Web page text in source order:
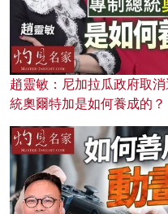
趙靈敏：尼加拉瓜政府取
統奧爾特加是如何養成的？